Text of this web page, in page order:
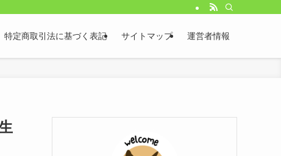
特定商取引法に基づく表記 サイトマップ 運営者情報